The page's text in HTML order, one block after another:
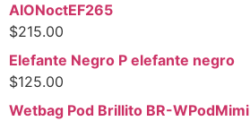
AIONoctEF265
$215.00
Elefante Negro P elefante negro
$125.00
Wetbag Pod Brillito BR-WPodMimi